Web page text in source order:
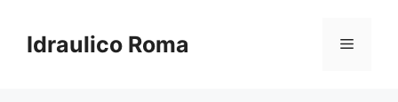
contenuto
Idraulico Roma Menu